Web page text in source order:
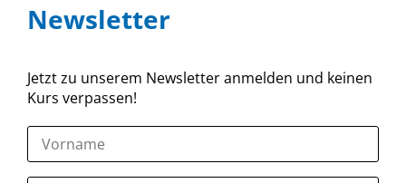
Newsletter
Jetzt zu unserem Newsletter anmelden und keinen
Kurs verpassen!